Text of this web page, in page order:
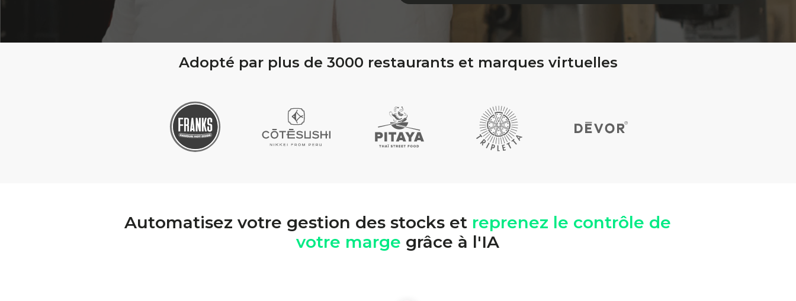
Adopté par plus de 3000 restaurants et marques virtuelles
Automatisez votre gestion des stocks et reprenez le contrôle de
votre marge grâce à l'IA